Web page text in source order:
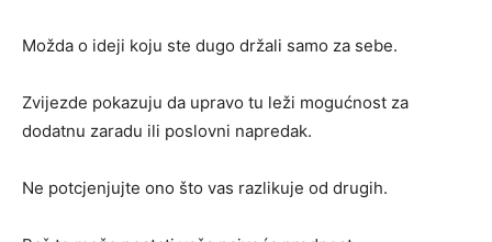
Možda o ideji koju ste dugo držali samo za sebe.
Zvijezde pokazuju da upravo tu leži mogućnost za
dodatnu zaradu ili poslovni napredak.
Ne potcjenjujte ono što vas razlikuje od drugih.